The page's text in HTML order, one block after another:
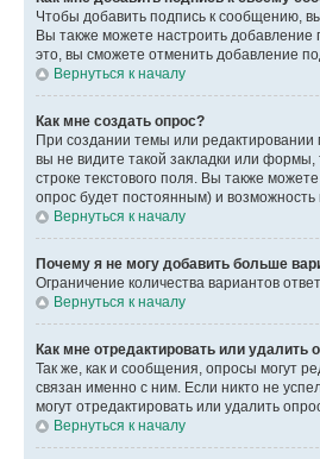
Чтобы добавить подпись к сообщению,
Вы также можете настроить
это, вы сможете отменить добавление
Вернуться к началу
Как мне создать опрос?
При создании темы или
вы не видите такой закладки или
строке текстового поля. Вы также
опрос будет постоянным) и возможность
Вернуться к началу
Почему я не могу добавить больше
Ограничение количества вариантов
Вернуться к началу
Как мне отредактировать или удалить
Так же, как и сообщения, опросы могут
связан именно с ним. Если никто не
могут отредактировать или удалить
Вернуться к началу